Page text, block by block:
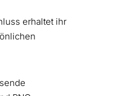
erhaltet ihr